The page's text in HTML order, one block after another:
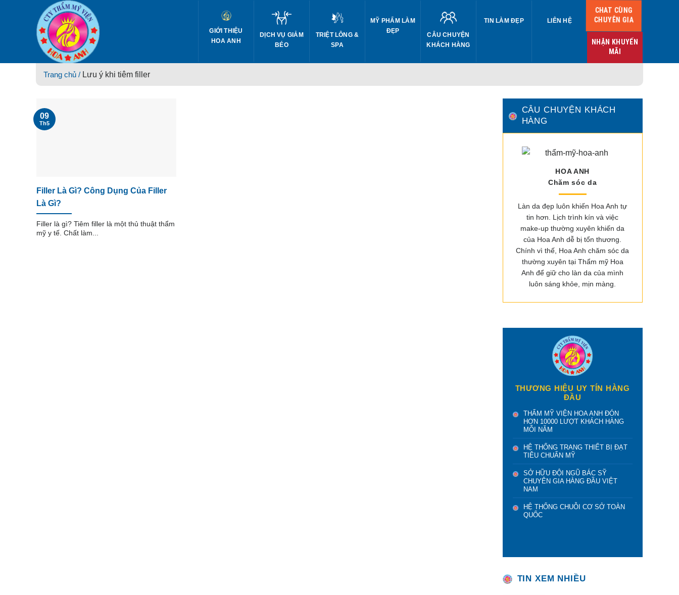
GIỚI THIỆU
HOA ANH
DỊCH VỤ GIẢM
BÉO
TRIỆT LÔNG &
SPA
MỸ PHẨM LÀM
ĐẸP
CÂU CHUYỆN
KHÁCH HÀNG
TIN LÀM ĐẸP LIÊN HỆ
CHAT CÙNG
CHUYÊN GIA
NHẬN KHUYẾN
MÃI
Trang chủ / Lưu ý khi tiêm filler
Filler Là Gì? Công Dụng Của Filler
Là Gì?
Filler là gì? Tiêm filler là một thủ thuật thẩm
mỹ y tế. Chất làm...
09
Th5
CÂU CHUYỆN KHÁCH
HÀNG
HOA ANH
Chăm sóc da
Làn da đẹp luôn khiến Hoa Anh tự
tin hơn. Lịch trình kín và việc
make-up thường xuyên khiến da
của Hoa Anh dễ bị tổn thương.
Chính vì thế, Hoa Anh chăm sóc da
thường xuyên tại Thẩm mỹ Hoa
Anh để giữ cho làn da của mình
luôn sáng khỏe, mịn màng.
THƯƠNG HIỆU UY TÍN HÀNG
ĐẦU
THẨM MỸ VIỆN HOA ANH ĐÓN
HƠN 10000 LƯỢT KHÁCH HÀNG
MỖI NĂM
HỆ THỐNG TRANG THIẾT BỊ ĐẠT
TIÊU CHUẨN MỸ
SỞ HỮU ĐỘI NGŨ BÁC SỸ
CHUYÊN GIA HÀNG ĐẦU VIỆT
NAM
HỆ THỐNG CHUỖI CƠ SỞ TOÀN
QUỐC
TIN XEM NHIỀU